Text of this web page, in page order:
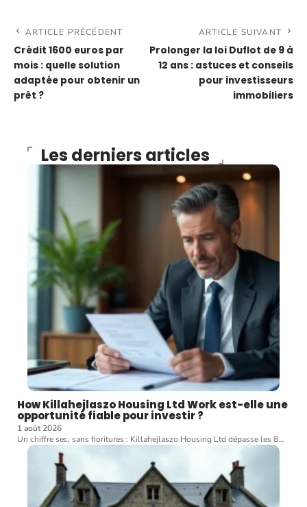
ARTICLE PRÉCÉDENT
Crédit 1600 euros par
mois : quelle solution
adaptée pour obtenir un
prêt ?
ARTICLE SUIVANT
Prolonger la loi Duflot de 9 à
12 ans : astuces et conseils
pour investisseurs
immobiliers
Les derniers articles
How Killahejlaszo Housing Ltd Work est-elle une
opportunité fiable pour investir ?
1 août 2026
Un chiffre sec, sans fioritures : Killahejlaszo Housing Ltd dépasse les 8…